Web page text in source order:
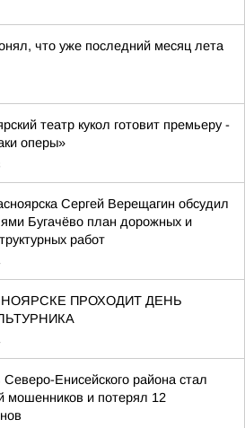
что уже последний месяц лета
театр кукол готовит премьеру -
оперы»
Сергей Верещагин обсудил
Бугачёво план дорожных и
работ
ПРОХОДИТ ДЕНЬ
Енисейского района стал
мошенников и потерял 12